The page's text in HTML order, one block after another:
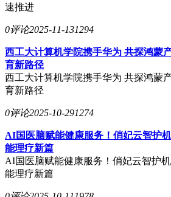
速推进
0评论2025-11-131294
西工大计算机学院携手华为 共探鸿蒙
育新路径
西工大计算机学院携手华为 共探鸿蒙
育新路径
0评论2025-10-291274
AI国医脑赋能健康服务！俏妃云智护
能理疗新篇
AI国医脑赋能健康服务！俏妃云智护
能理疗新篇